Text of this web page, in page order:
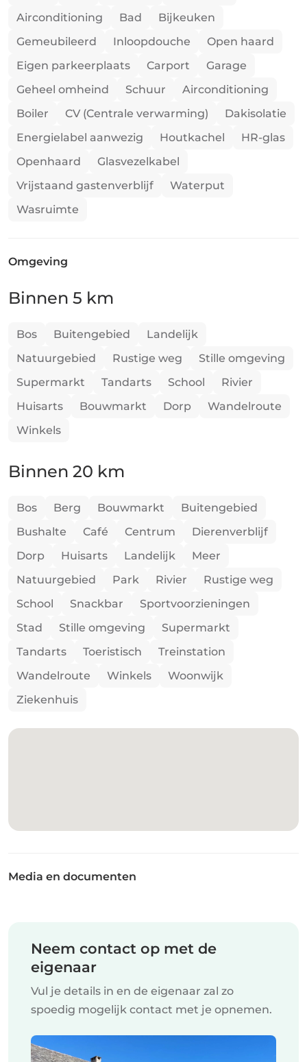
Bovendien is er een vrijstaande
garage/werkplaats (85 m² verdeeld over twee
verdiepingen, een carport en extra parking . Dit
stenen pand met leien daken,
karakter is zeer zorgvuldig gerestaureerd en
nauwgezet onderhouden.
Mis deze kans niet!!
Airconditioning Bad
Bijkeuken
Gemeubileerd
Inloopdouche
Open haard
Eigen parkeerplaats
Carport
Garage
Geheel omheind
Schuur
Airconditioning
Boiler
CV (Centrale verwarming)
Dakisolatie
Energielabel aanwezig
Houtkachel
HR-glas
Openhaard
Glasvezelkabel
Vrijstaand gastenverblijf
Waterput
Wasruimte
Omgeving
Binnen 5 km
Bos Buitengebied
Landelijk
Natuurgebied
Rustige weg
Stille omgeving
Supermarkt
Tandarts School
Rivier
Huisarts
Bouwmarkt Dorp
Wandelroute
Winkels
Binnen 20 km
Bos Berg Bouwmarkt
Buitengebied
Bushalte
Café Centrum
Dierenverblijf
Dorp
Huisarts Landelijk
Meer
Natuurgebied
Park Rivier
Rustige weg
School
Snackbar
Sportvoorzieningen
Stad
Stille omgeving
Supermarkt
Tandarts
Toeristisch
Treinstation
Wandelroute
Winkels
Woonwijk
Ziekenhuis
Media en documenten
Neem contact op met de
eigenaar
Vul je details in en de eigenaar zal zo
spoedig mogelijk contact met je opnemen.